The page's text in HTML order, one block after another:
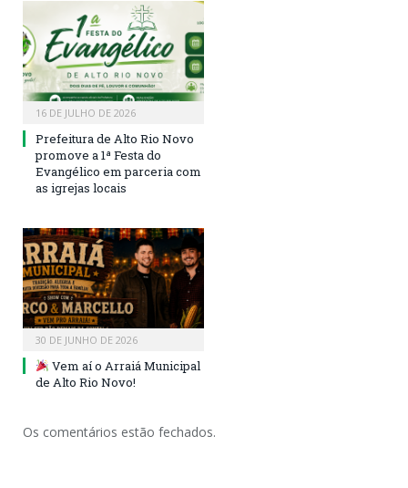
16 DE JULHO DE 2026
Prefeitura de Alto Rio Novo
promove a 1ª Festa do
Evangélico em parceria com
as igrejas locais
30 DE JUNHO DE 2026
Vem aí o Arraiá Municipal
de Alto Rio Novo!
Os comentários estão fechados.